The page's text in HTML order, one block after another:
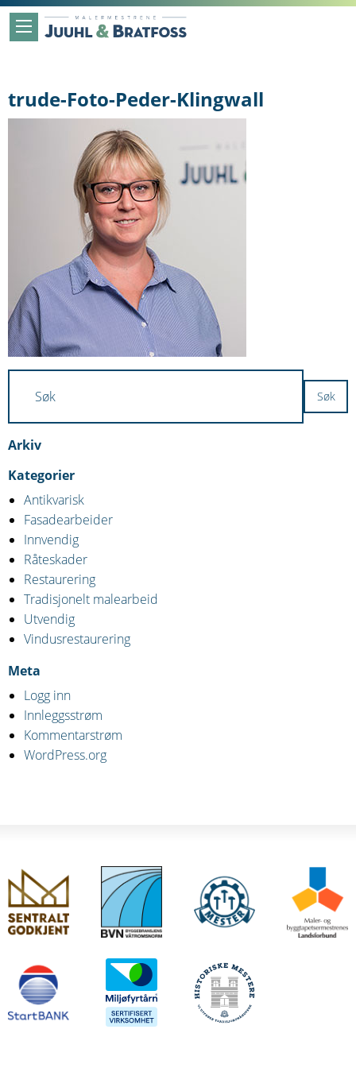
trude-Foto-Peder-Klingwall
Arkiv
Kategorier
Antikvarisk
Fasadearbeider
Innvendig
Råteskader
Restaurering
Tradisjonelt malearbeid
Utvendig
Vindusrestaurering
Meta
Logg inn
Innleggsstrøm
Kommentarstrøm
WordPress.org